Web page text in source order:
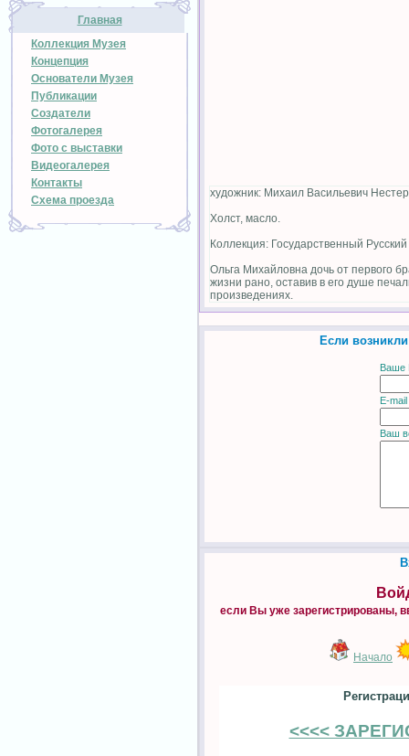
Главная
Коллекция Музея
Концепция
Основатели Музея
Публикации
Создатели
Фотогалерея
Фото с выставки
Видеогалерея
Контакты
Схема проезда
художник: Михаил Васильевич
Холст, масло.
Коллекция: Государственный
Ольга Михайловна дочь от первого
жизни рано, оставив в его душе
произведениях.
Если
Ваше
E-
Ваш
если Вы уже зарегистрированы,
Начало
<<<<